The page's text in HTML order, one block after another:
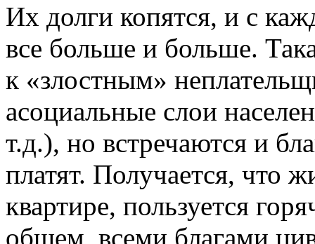
Их долги копятся, и с
все больше и больше.
к «злостным»
асоциальные слои
т.д.), но встречаются и
платят. Получается, что
квартире, пользуется
общем, всеми благами